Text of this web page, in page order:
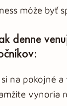
môže byť
denne
na pokojné
vynoria